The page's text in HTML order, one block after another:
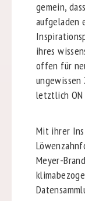
gemein,
aufgeladen
ihres
offen für
letztlich ON
Mit ihrer
Meyer-